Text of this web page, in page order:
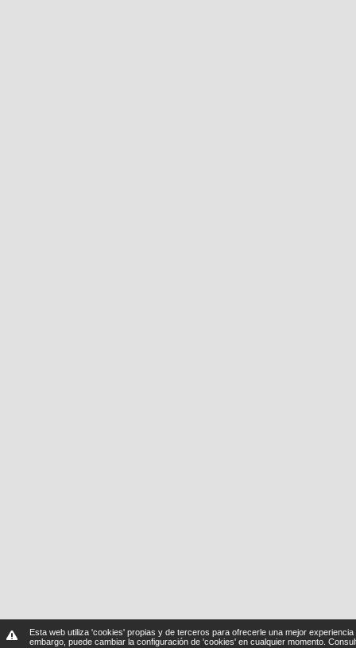
Esta web utiliza 'cookies' propias y de terceros para ofrecerle una mejor
embargo, puede cambiar la configuración de 'cookies' en cualquier momento.